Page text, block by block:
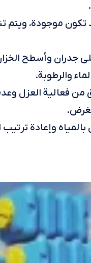
موجودة، ويتم
جدران وأسطح
والرطوبة.
من فعالية
وإعادة ترتيب